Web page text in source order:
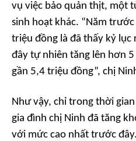
vụ việc bảo quản thịt, một
sinh hoạt khác. “Năm trước
triệu đồng là đã thấy kỷ lục
đây tự nhiên tăng lên hơn
gần 5,4 triệu đồng”, chị
Như vậy, chỉ trong thời
gia đình chị Ninh đã tăng
với mức cao nhất trước đây.